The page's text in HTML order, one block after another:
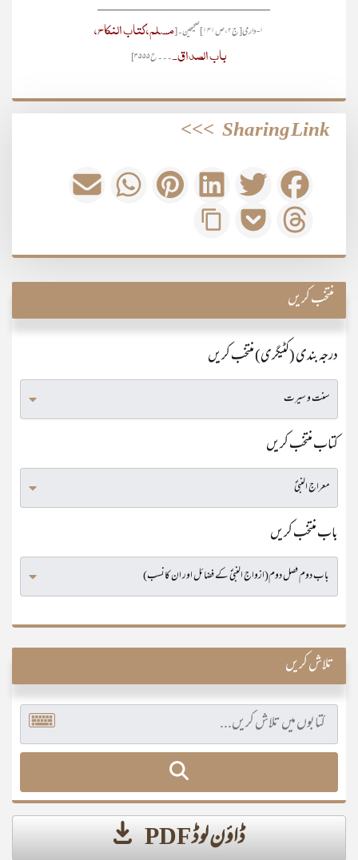
___________________________
۱- دارمی [ج۲،ص۱۴۱]صحیحین۔[
مسلم، کتاب النکاح،
باب الصداق۔۔۔۔ح۳۵۵۵]
Sharing Link
>>>
منتخب کریں
درجہ بندی (کٹیگری) منتخب کریں
کتاب منتخب کریں
باب منتخب کریں
تلاش کریں
ڈاؤن لوڈ PDF